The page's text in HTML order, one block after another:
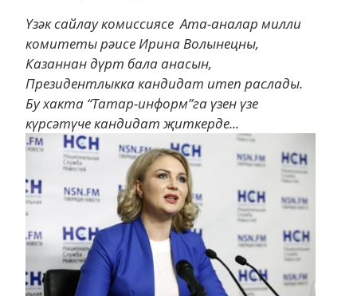
Үзәк сайлау комиссиясе Ата-аналар милли
комитеты рәисе Ирина Волынецны,
Казаннан дүрт бала анасын,
Президентлыкка кандидат итеп раслады.
Бу хакта “Татар-информ”га үзен үзе
күрсәтүче кандидат җиткерде...